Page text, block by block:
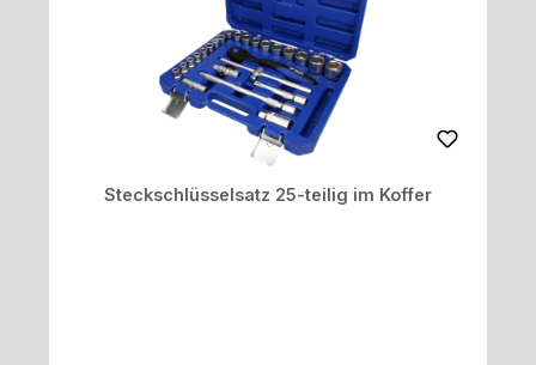
Steckschlüsselsatz 25-teilig im Koffer